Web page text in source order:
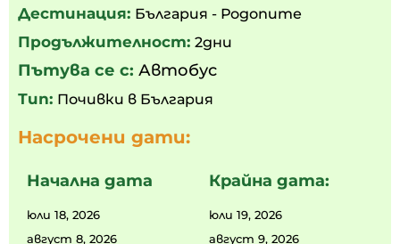
Дестинация: България - Родопите
Продължителност: 2дни
Пътува се с: Автобус
Тип: Почивки в България
Насрочени дати:
Начална дата
юли 18, 2026
август 8, 2026
Крайна дата:
юли 19, 2026
август 9, 2026